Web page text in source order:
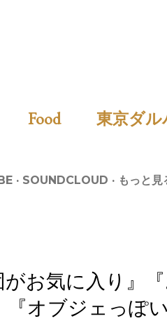
Food
東京ダ
SOUNDCLOUD もっと
お気に入り』
オブジェっぽい